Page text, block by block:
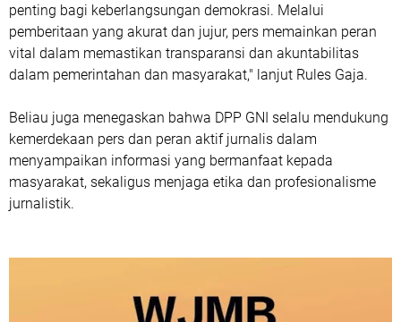
penting bagi keberlangsungan demokrasi. Melalui
pemberitaan yang akurat dan jujur, pers memainkan peran
vital dalam memastikan transparansi dan akuntabilitas
dalam pemerintahan dan masyarakat," lanjut Rules Gaja.
Beliau juga menegaskan bahwa DPP GNI selalu mendukung
kemerdekaan pers dan peran aktif jurnalis dalam
menyampaikan informasi yang bermanfaat kepada
masyarakat, sekaligus menjaga etika dan profesionalisme
jurnalistik.